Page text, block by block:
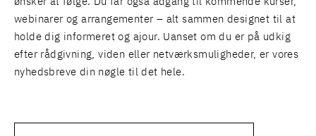
webinarer og arrangementer – alt sammen designet til at
holde dig informeret og ajour. Uanset om du er på udkig
efter rådgivning, viden eller netværksmuligheder, er vores
nyhedsbreve din nøgle til det hele.